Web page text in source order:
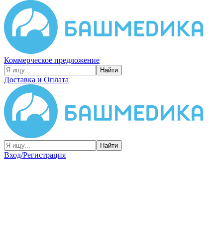
Коммерческое предложение
Найти
Доставка и Оплата
Найти
Вход/Регистрация